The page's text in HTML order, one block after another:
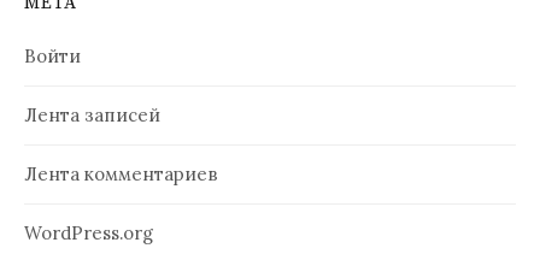
Войти
Лента записей
Лента комментариев
WordPress.org